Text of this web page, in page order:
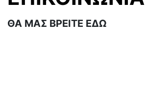
ΘΑ ΜΑΣ ΒΡΕΙΤΕ ΕΔΩ